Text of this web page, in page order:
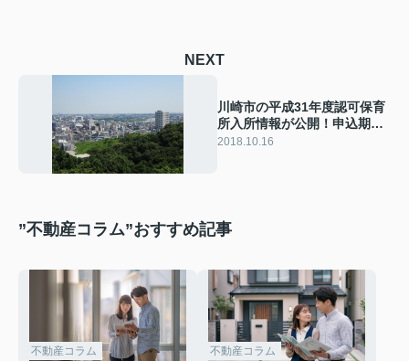
NEXT
川崎市の平成31年度認可保育
所入所情報が公開！申込期間
や書類は？
2018.10.16
”不動産コラム”おすすめ記事
不動産コラム 不動産コラム